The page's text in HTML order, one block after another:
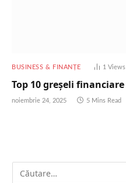
BUSINESS & FINANȚE 1 Views
Top 10 greșeli
noiembrie 24, 2025 5 Mins Read